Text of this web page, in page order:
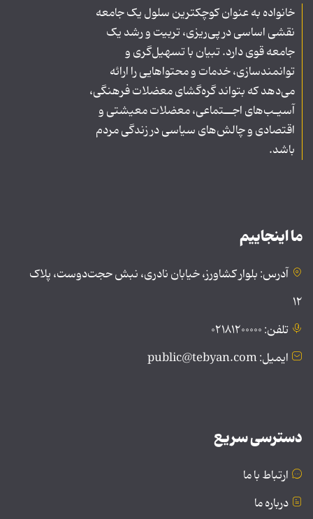
خانواده به عنوان کوچکترین سلول یک جامعه
نقشی اساسی در پی‌ریزی، تربیت و رشد یک
جامعه قوی دارد. تبیان با تسهیل‌گری و
توانمندسازی، خدمات و محتواهایی را ارائه
می‌دهد که بتواند گره‌گشای معضلات فرهنگی،
آسیـب‌های اجــتماعی، معضلات معیشتی و
اقتصادی و چالش‌های سیاسی در زندگی مردم
باشد.
ما اینجاییم
آدرس: بلوار کشاورز، خیابان نادری، نبش حجت‌دوست، پلاک
۱۲
تلفن: ۰۲۱۸۱۲۰۰۰۰۰
ایمیل: public@tebyan.com
دسترسی سریع
ارتباط با ما
درباره ما